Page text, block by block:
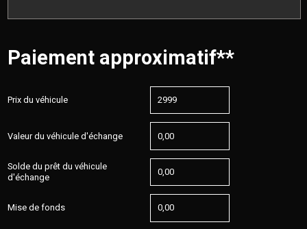
Paiement approximatif**
Prix du véhicule
Valeur du véhicule d'échange
Solde du prêt du véhicule
d'échange
Mise de fonds